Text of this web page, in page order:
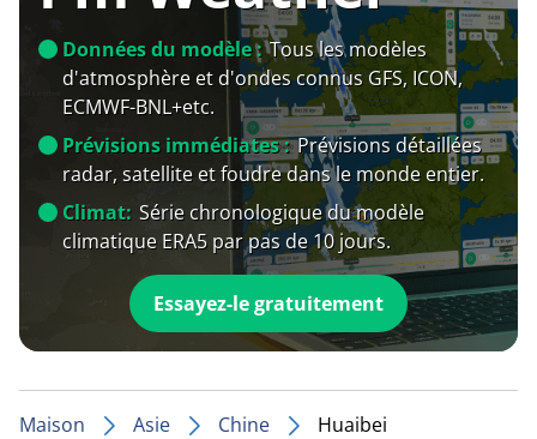
Données du modèle : Tous les modèles
d'atmosphère et d'ondes connus GFS, ICON,
ECMWF-BNL+etc.
Prévisions immédiates : Prévisions détaillées
radar, satellite et foudre dans le monde entier.
Climat: Série chronologique du modèle
climatique ERA5 par pas de 10 jours.
Essayez-le gratuitement
Maison Asie Chine Huaibei